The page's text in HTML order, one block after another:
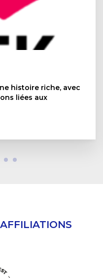
histoire riche, avec
liées aux